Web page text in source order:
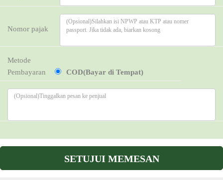
Nomor pajak
Metode
Pembayaran
COD(Bayar di Tempat)
SETUJUI MEMESAN